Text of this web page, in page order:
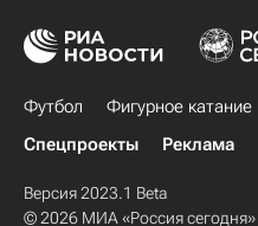
Футбол Фигурное катание
Спецпроекты
Реклама
Версия 2023.1 Beta
© 2026 МИА «Россия сегодня»